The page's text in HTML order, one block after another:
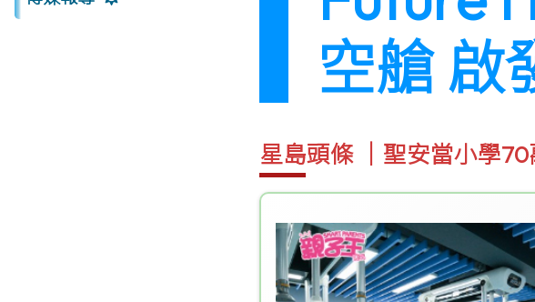
空艙 啟
星島頭條 │聖安當小學70